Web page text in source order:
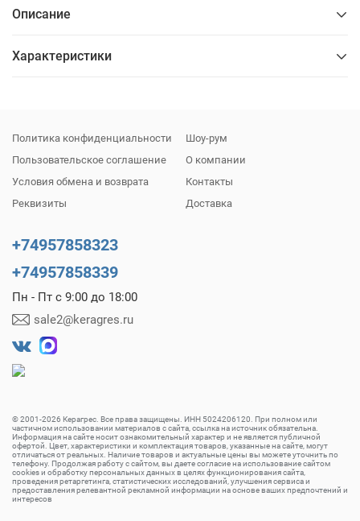
Описание
Характеристики
Упаковка
+74957858323
+74957858339
Пн - Пт с 9:00 до 18:00
sale2@keragres.ru
Политика конфиденциальности
Пользовательское соглашение
Условия обмена и возврата
Реквизиты
Шоу-рум
О компании
Контакты
Доставка
© 2001-2026 Керагрес. Все права защищены. ИНН 5024206120. При полном или
частичном использовании материалов с сайта, ссылка на источник обязательна.
Информация на сайте носит ознакомительный характер и не является публичной
офертой. Цвет, характеристики и комплектация товаров, указанные на сайте, могут
отличаться от реальных. Наличие товаров и актуальные цены вы можете уточнить по
телефону. Продолжая работу с сайтом, вы даете согласие на использование сайтом
cookies и обработку персональных данных в целях функционирования сайта,
проведения ретаргетинга, статистических исследований, улучшения сервиса и
предоставления релевантной рекламной информации на основе ваших предпочтений и
интересов